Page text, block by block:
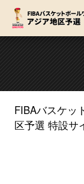
FIBAバスケッ
区予選 特設サ